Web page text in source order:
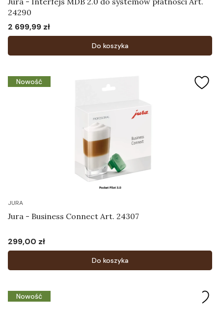
24290
Cena
2 699,99 zł
Do koszyka
Nowość
JURA
Jura - Business Connect Art. 24307
Cena
299,00 zł
Do koszyka
Nowość